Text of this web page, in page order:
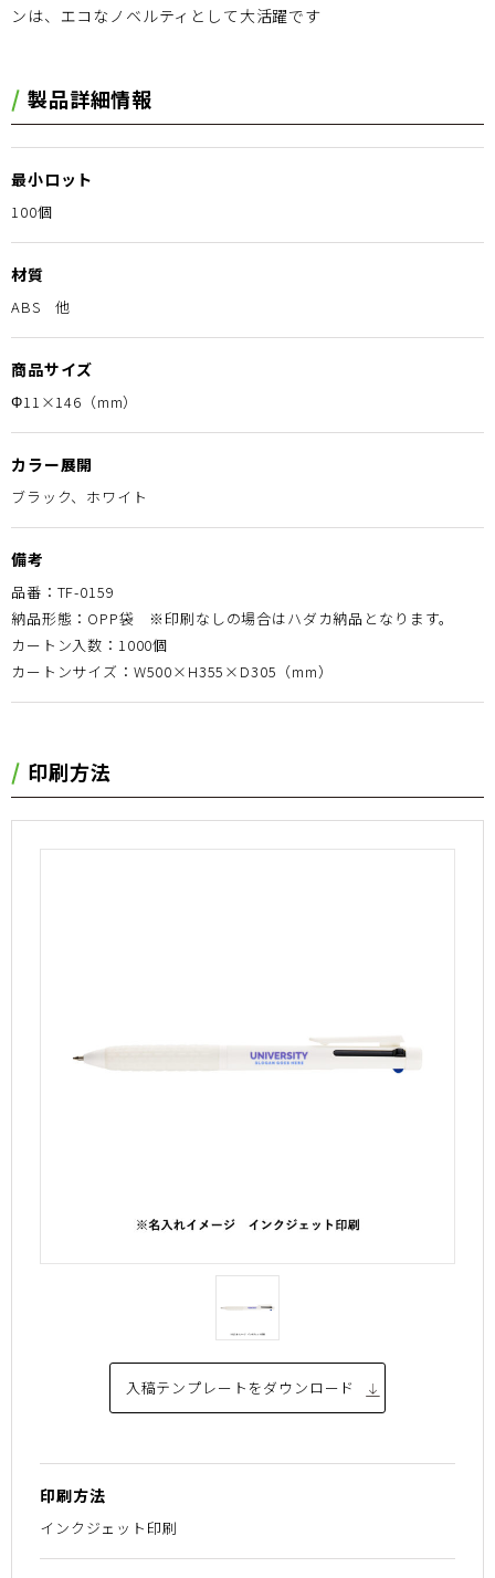
ンは、エコなノベルティとして大活躍です
製品詳細情報
最小ロット
100個
材質
ABS 他
商品サイズ
Φ11×146（mm）
カラー展開
ブラック、ホワイト
備考
品番：TF-0159
納品形態：OPP袋 ※印刷なしの場合はハダカ納品となります。
カートン入数：1000個
カートンサイズ：W500×H355×D305（mm）
印刷方法
入稿テンプレートをダウンロード
印刷方法
インクジェット印刷